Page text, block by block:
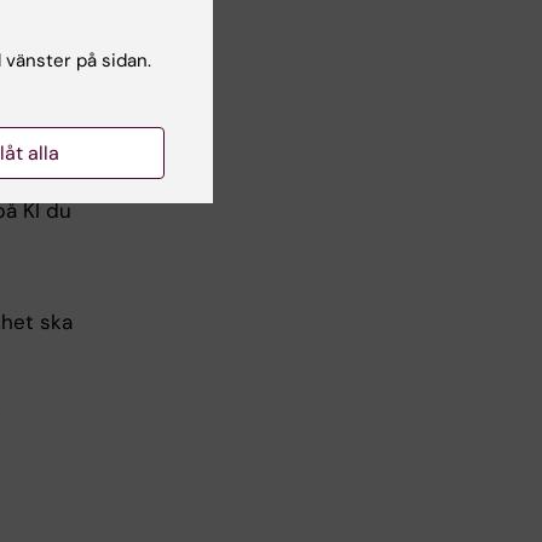
laddas
KI du
ska
på sidan.
alla